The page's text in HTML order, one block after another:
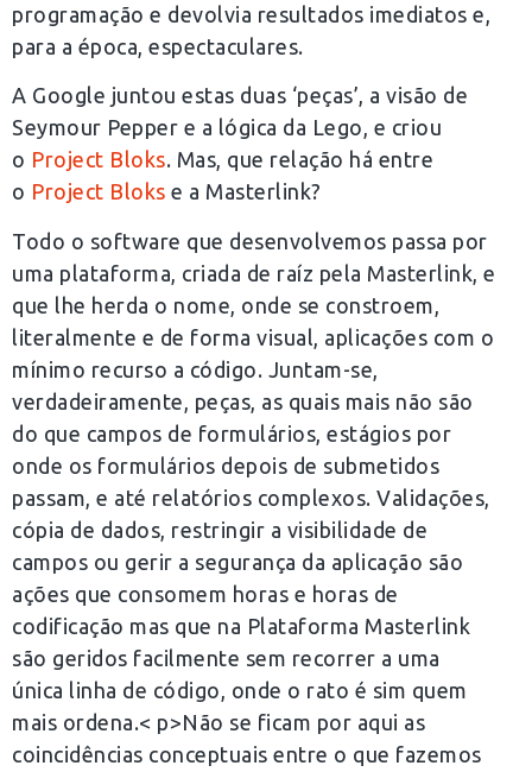
programação e devolvia resultados imediatos e,
para a época, espectaculares.
A Google juntou estas duas ‘peças’, a visão de
Seymour Pepper e a lógica da Lego, e criou
o Project Bloks. Mas, que relação há entre
o Project Bloks e a Masterlink?
Todo o software que desenvolvemos passa por
uma plataforma, criada de raíz pela Masterlink, e
que lhe herda o nome, onde se constroem,
literalmente e de forma visual, aplicações com o
mínimo recurso a código. Juntam-se,
verdadeiramente, peças, as quais mais não são
do que campos de formulários, estágios por
onde os formulários depois de submetidos
passam, e até relatórios complexos. Validações,
cópia de dados, restringir a visibilidade de
campos ou gerir a segurança da aplicação são
ações que consomem horas e horas de
codificação mas que na Plataforma Masterlink
são geridos facilmente sem recorrer a uma
única linha de código, onde o rato é sim quem
mais ordena.< p>Não se ficam por aqui as
coincidências conceptuais entre o que fazemos